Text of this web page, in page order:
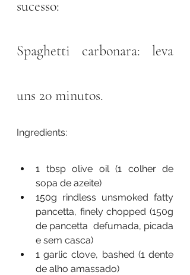
sucesso:
Spaghetti carbonara: leva
uns 20 minutos.
Ingredients:
1 tbsp olive oil (1 colher de
sopa de azeite)
150g rindless unsmoked fatty
pancetta, finely chopped (150g
de pancetta  defumada, picada
e sem casca)
1 garlic clove, bashed (1 dente
de alho amassado)